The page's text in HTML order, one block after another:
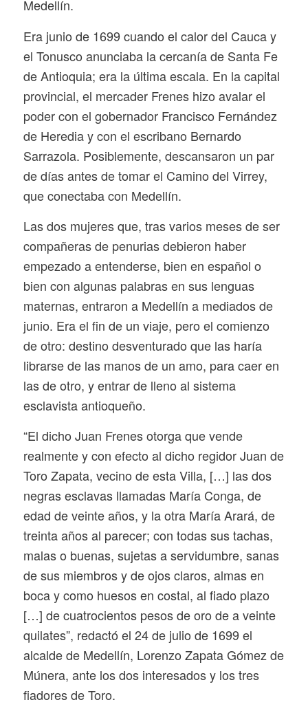
Medellín.
Era junio de 1699 cuando el calor del Cauca y
el Tonusco anunciaba la cercanía de Santa Fe
de Antioquia; era la última escala. En la capital
provincial, el mercader Frenes hizo avalar el
poder con el gobernador Francisco Fernández
de Heredia y con el escribano Bernardo
Sarrazola. Posiblemente, descansaron un par
de días antes de tomar el Camino del Virrey,
que conectaba con Medellín.
Las dos mujeres que, tras varios meses de ser
compañeras de penurias debieron haber
empezado a entenderse, bien en español o
bien con algunas palabras en sus lenguas
maternas, entraron a Medellín a mediados de
junio. Era el fin de un viaje, pero el comienzo
de otro: destino desventurado que las haría
librarse de las manos de un amo, para caer en
las de otro, y entrar de lleno al sistema
esclavista antioqueño.
“El dicho Juan Frenes otorga que vende
realmente y con efecto al dicho regidor Juan de
Toro Zapata, vecino de esta Villa, […] las dos
negras esclavas llamadas María Conga, de
edad de veinte años, y la otra María Arará, de
treinta años al parecer; con todas sus tachas,
malas o buenas, sujetas a servidumbre, sanas
de sus miembros y de ojos claros, almas en
boca y como huesos en costal, al fiado plazo
[…] de cuatrocientos pesos de oro de a veinte
quilates”, redactó el 24 de julio de 1699 el
alcalde de Medellín, Lorenzo Zapata Gómez de
Múnera, ante los dos interesados y los tres
fiadores de Toro.